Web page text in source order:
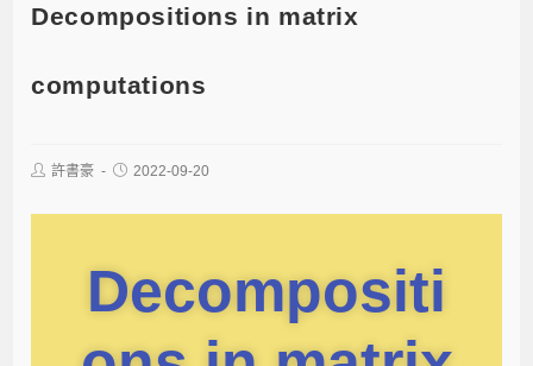
Decompositions in matrix
computations
許書豪 2022-09-20
Decompositi